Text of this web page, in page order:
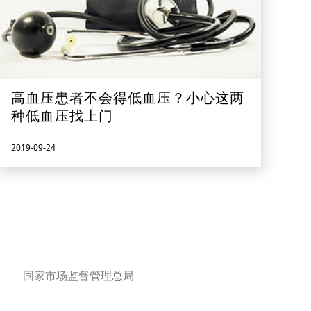
高血压患者不会得低血压？小心这两
种低血压找上门
2019-09-24
国家市场监督管理总局